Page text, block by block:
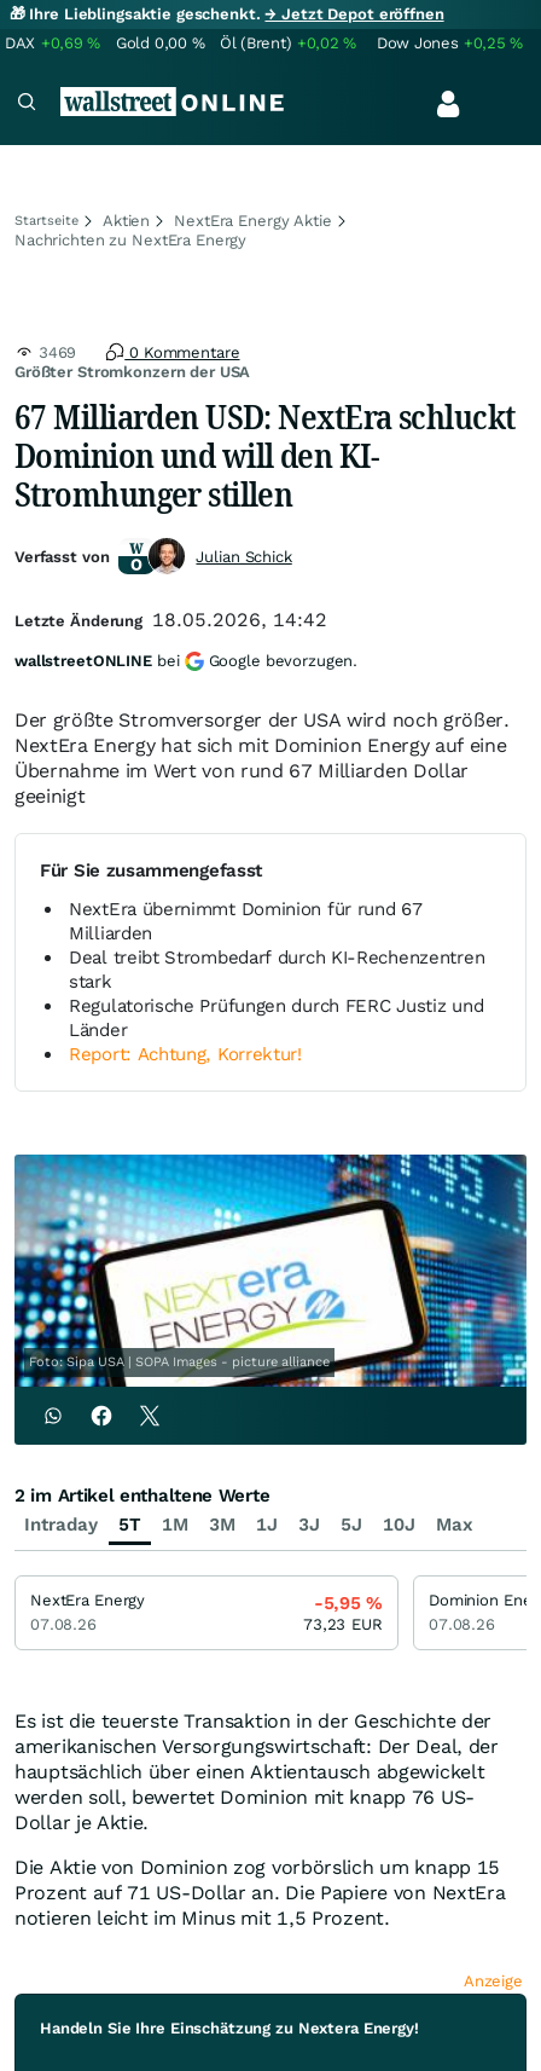
🎁 Ihre Lieblingsaktie geschenkt.→ Jetzt Depot eröffnen
DAX +0,69% Gold 0,00 % Öl (Brent) +0,02% Dow Jones +0,25%
Startseite Aktien
NextEra Energy Aktie
Nachrichten zu NextEra Energy
Größter Stromkonzern der USA
3469 0 Kommentare
67 Milliarden USD: NextEra schluckt
Dominion und will den KI-
Stromhunger stillen
Der größte Stromversorger der USA wird noch größer.
NextEra Energy hat sich mit Dominion Energy auf eine
Übernahme im Wert von rund 67 Milliarden Dollar
geeinigt
Für Sie zusammengefasst
NextEra übernimmt Dominion für rund 67
Milliarden
Deal treibt Strombedarf durch KI-Rechenzentren
stark
Regulatorische Prüfungen durch FERC Justiz und
Länder
Report: Achtung, Korrektur!
Foto: Sipa USA | SOPA Images - picture alliance
Es ist die teuerste Transaktion in der Geschichte der
amerikanischen Versorgungswirtschaft: Der Deal, der
hauptsächlich über einen Aktientausch abgewickelt
werden soll, bewertet Dominion mit knapp 76 US-
Dollar je Aktie.
Die Aktie von Dominion zog vorbörslich um knapp 15
Prozent auf 71 US-Dollar an. Die Papiere von NextEra
notieren leicht im Minus mit 1,5 Prozent.
Anzeige
Handeln Sie Ihre Einschätzung zu Nextera Energy!
Verfasst von Julian Schick
Letzte Änderung 18.05.2026, 14:42
wallstreetONLINE bei Google bevorzugen.
Intraday 5T 1M 3M 1J 3J 5J 10J Max
2 im Artikel enthaltene Werte
NextEra Energy
07.08.26
-5,95%
73,23 EUR
Dominion
07.08.26